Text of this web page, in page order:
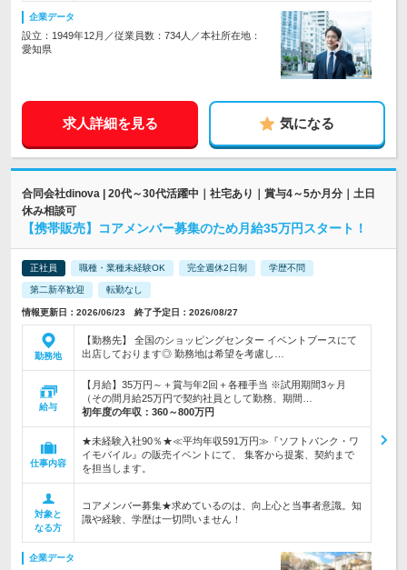
企業データ
設立：1949年12月／従業員数：734人／本社所在地：
愛知県
求人詳細を見る 気になる
合同会社dinova | 20代～30代活躍中｜社宅あり｜賞与4～5か月分｜土日
休み相談可
【携帯販売】コアメンバー募集のため月給35万円スタート！
正社員 職種・業種未経験OK 完全週休2日制 学歴不問
第二新卒歓迎 転勤なし
情報更新日：2026/06/23 終了予定日：2026/08/27
勤務地
【勤務先】 全国のショッピングセンター イベントブースにて
出店しております◎ 勤務地は希望を考慮し…
給与
【月給】35万円～＋賞与年2回＋各種手当 ※試用期間3ヶ月
（その間月給25万円で契約社員として勤務、期間…
初年度の年収： 360～800万円
仕事内容
★未経験入社90％★≪平均年収591万円≫『ソフトバンク・ワ
イモバイル』の販売イベントにて、 集客から提案、契約まで
を担当します。
対象と
なる方
コアメンバー募集★求めているのは、向上心と当事者意識。知
識や経験、学歴は一切問いません！
企業データ